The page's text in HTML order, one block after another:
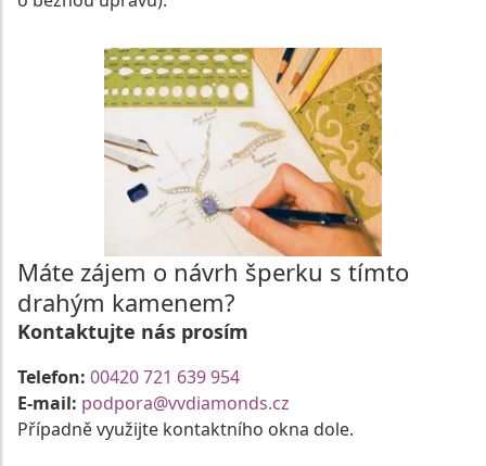
Máte zájem o návrh šperku s tímto
drahým kamenem?
Kontaktujte nás prosím
Telefon: 00420 721 639 954
E-mail: podpora@vvdiamonds.cz
Případně využijte kontaktního okna dole.